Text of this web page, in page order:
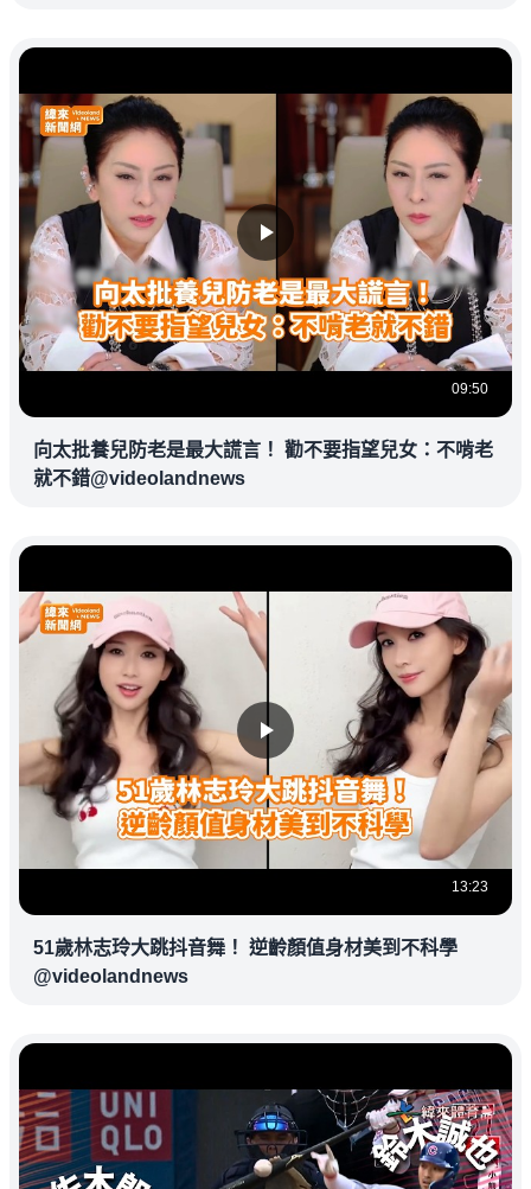
09:50
向太批養兒防老是最大謊言！ 勸不要指望兒女：不啃老
就不錯@videolandnews
13:23
51歲林志玲大跳抖音舞！ 逆齡顏值身材美到不科學
@videolandnews